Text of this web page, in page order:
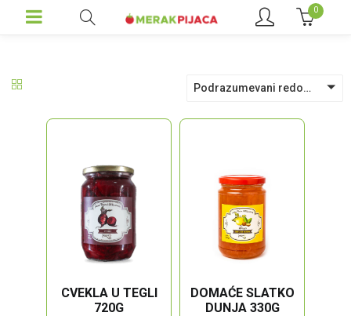
0
Podrazumevani redosled
CVEKLA U TEGLI
720G
DOMAĆE SLATKO
DUNJA 330G